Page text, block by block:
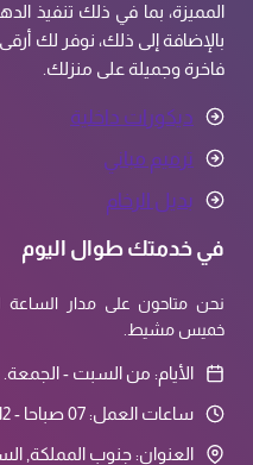
المميزة، بما في ذلك تنفيذ
بالإضافة إلى ذلك، نوفر لك
فاخرة وجميلة على منزلك.
ديكورات داخلية
ترميم مباني
بديل الرخام
في خدمتك طوال اليوم
نحن متاحون على مدار الساعة
خميس مشيط.
الأيام: من السبت - الجمعة.
ساعات العمل: 07 صباحا - 12 مساءً.
العنوان: جنوب المملكة,